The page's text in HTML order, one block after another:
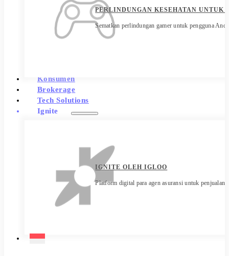
PERLINDUNGAN KESEHATAN UNTUK
Sematkan perlindungan gamer untuk pengguna
Konsumen
Brokerage
Tech Solutions
Ignite
IGNITE OLEH IGLOO
Platform digital para agen asuransi untuk